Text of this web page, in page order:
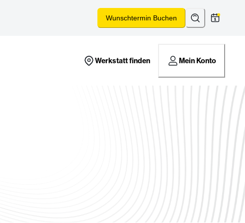
Wunschtermin Buchen Suchen*
Werkstatt finden Mein Konto